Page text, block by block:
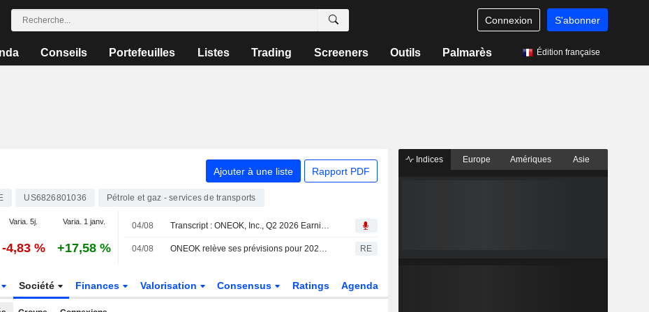
Connexion S'abonner
Conseils Portefeuilles Listes Trading Screeners Outils Palmarès Édition française
Ajouter à une liste Rapport PDF
US6826801036 Pétrole et gaz - services de transports
Varia. 5j. Varia. 1 janv.
-4,83 % +17,58 %
04/08 Transcript : ONEOK, Inc., Q2 2026 Earnings Call, Aug 04, 2026
04/08 ONEOK relève ses prévisions pour 2026, porté par la hausse des volumes de liquides de gaz naturel RE
Société Finances Valorisation Consensus Ratings Agenda
Indices Europe Amériques Asie